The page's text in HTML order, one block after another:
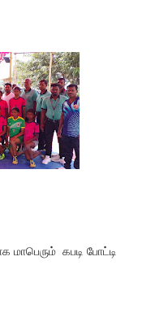
மாபெரும் கபடி போட்டி